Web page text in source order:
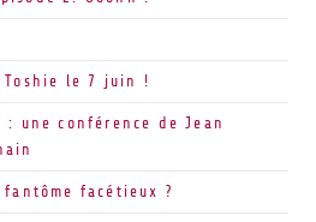
Toshie le 7 juin !
: une conférence de Jean
facétieux ?